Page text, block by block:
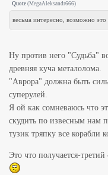
Quote (MegaAleksandr666)
весьма интересно, возможно
Ну против него "Судьба"
древняя куча металолома.
"Аврора" должна быть
суперулей.
Я ой как сомневаюсь что
скудить по извесным нам
тузик тряпку все корабли
Это что получается-